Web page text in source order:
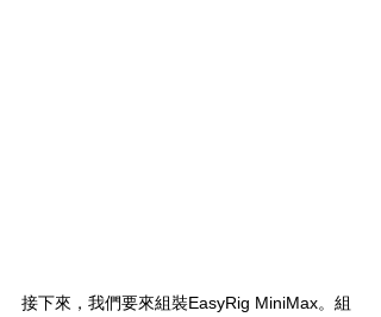
接下來，我們要來組裝EasyRig MiniMax。組